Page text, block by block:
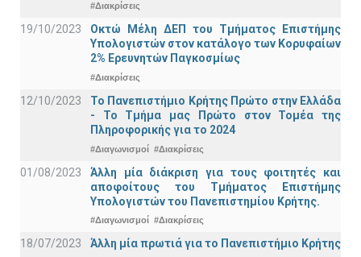
#Διακρίσεις
19/10/2023
Οκτώ Μέλη ΔΕΠ του Τμήματος Επιστήμης
Υπολογιστών στον κατάλογο των Κορυφαίων
2% Ερευνητών Παγκοσμίως
#Διακρίσεις
12/10/2023
Το Πανεπιστήμιο Κρήτης Πρώτο στην Ελλάδα
- Το Τμήμα μας Πρώτο στον Τομέα της
Πληροφορικής για το 2024
#Διαγωνισμοί #Διακρίσεις
01/08/2023
Άλλη μία διάκριση για τους φοιτητές και
αποφοίτους του Τμήματος Επιστήμης
Υπολογιστών του Πανεπιστημίου Κρήτης.
#Διαγωνισμοί #Διακρίσεις
18/07/2023 Άλλη μία πρωτιά για το Πανεπιστήμιο Κρήτης